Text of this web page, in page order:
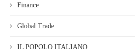
Finance
Global Trade
IL POPOLO ITALIANO